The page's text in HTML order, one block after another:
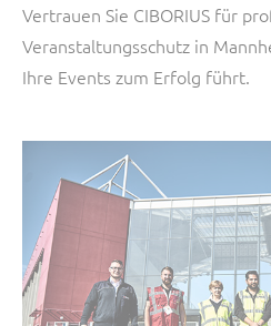
Vertrauen Sie CIBORIUS für
Veranstaltungsschutz in
Ihre Events zum Erfolg führt.